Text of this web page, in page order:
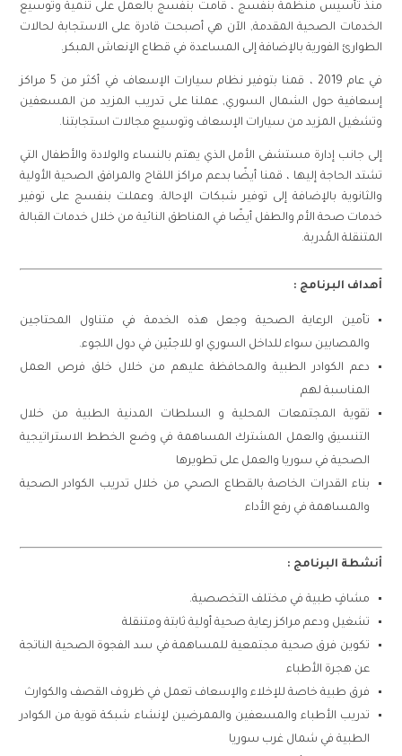
منذ تأسيس منظمة بنفسج ، قامت بنفسج بالعمل على تنمية وتوسيع
الخدمات الصحية المقدمة, الآن هي أصبحت قادرة على الاستجابة لحالات
الطوارئ الفورية بالإضافة إلى المساعدة في قطاع الإنعاش المبكر.
في عام 2019 ، قمنا بتوفير نظام سيارات الإسعاف في أكثر من 5 مراكز
إسعافية حول الشمال السوري, عملنا على تدريب المزيد من المسعفين
وتشغيل المزيد من سيارات الإسعاف وتوسيع مجالات استجابتنا.
إلى جانب إدارة مستشفى الأمل الذي يهتم بالنساء والولادة والأطفال التي
تشتد الحاجة إليها ، قمنا أيضًا بدعم مراكز اللقاح والمرافق الصحية الأولية
والثانوية بالإضافة إلى توفير شبكات الإحالة. وعملت بنفسج على توفير
خدمات صحة الأم والطفل أيضًا في المناطق النائية من خلال خدمات القبالة
المتنقلة المُدربة.
أهداف البرنامج :
تأمين الرعاية الصحية وجعل هذه الخدمة في متناول المحتاجين
والمصابين سواء للداخل السوري او للاجئين في دول اللجوء.
دعم الكوادر الطبية والمحافظة عليهم من خلال خلق فرص العمل
المناسبة لهم
تقوية المجتمعات المحلية و السلطات المدنية الطبية من خلال
التنسيق والعمل المشترك المساهمة في وضع الخطط الاستراتيجية
الصحية في سوريا والعمل على تطويرها
بناء القدرات الخاصة بالقطاع الصحي من خلال تدريب الكوادر الصحية
والمساهمة في رفع الأداء
أنشطة البرنامج :
مشافٍ طبية في مختلف التخصصية.
تشغيل ودعم مراكز رعاية صحية أولية ثابتة ومتنقلة
تكوين فرق صحية مجتمعية للمساهمة في سد الفجوة الصحية الناتجة
عن هجرة الأطباء
فرق طبية خاصة للإخلاء والإسعاف تعمل في ظروف القصف والكوارث
تدريب الأطباء والمسعفين والممرضين لإنشاء شبكة قوية من الكوادر
الطبية في شمال غرب سوريا